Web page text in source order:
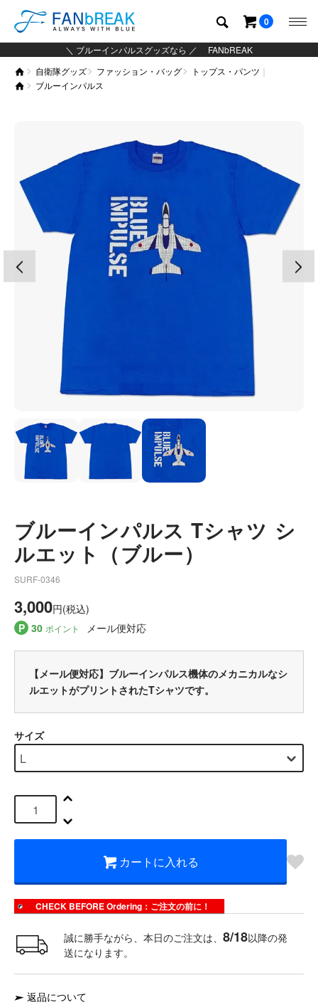
＼ ブルーインパルスグッズなら ／ FANbREAK
0
自衛隊グッズ ファッション・バッグ
トップス・パンツ
ブルーインパルス
ブルーインパルス Tシャツ シ
ルエット（ブルー）
SURF-0346
3,000円(税込)
P 30 ポイント メール便対応
【メール便対応】ブルーインパルス機体のメカニカルなシ
ルエットがプリントされたTシャツです。
サイズ
カートに入れる
CHECK BEFORE Ordering：ご注文の前に！
誠に勝手ながら、本日のご注文は、 8/18以降の発
送になります。
返品について